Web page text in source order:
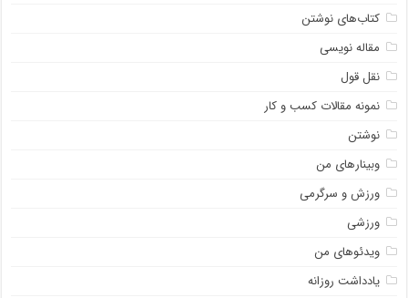
کتاب‌های نوشتن
مقاله نویسی
نقل قول
نمونه مقالات کسب و کار
نوشتن
وبینارهای من
ورزش و سرگرمی
ورزشی
ویدئوهای من
یادداشت روزانه